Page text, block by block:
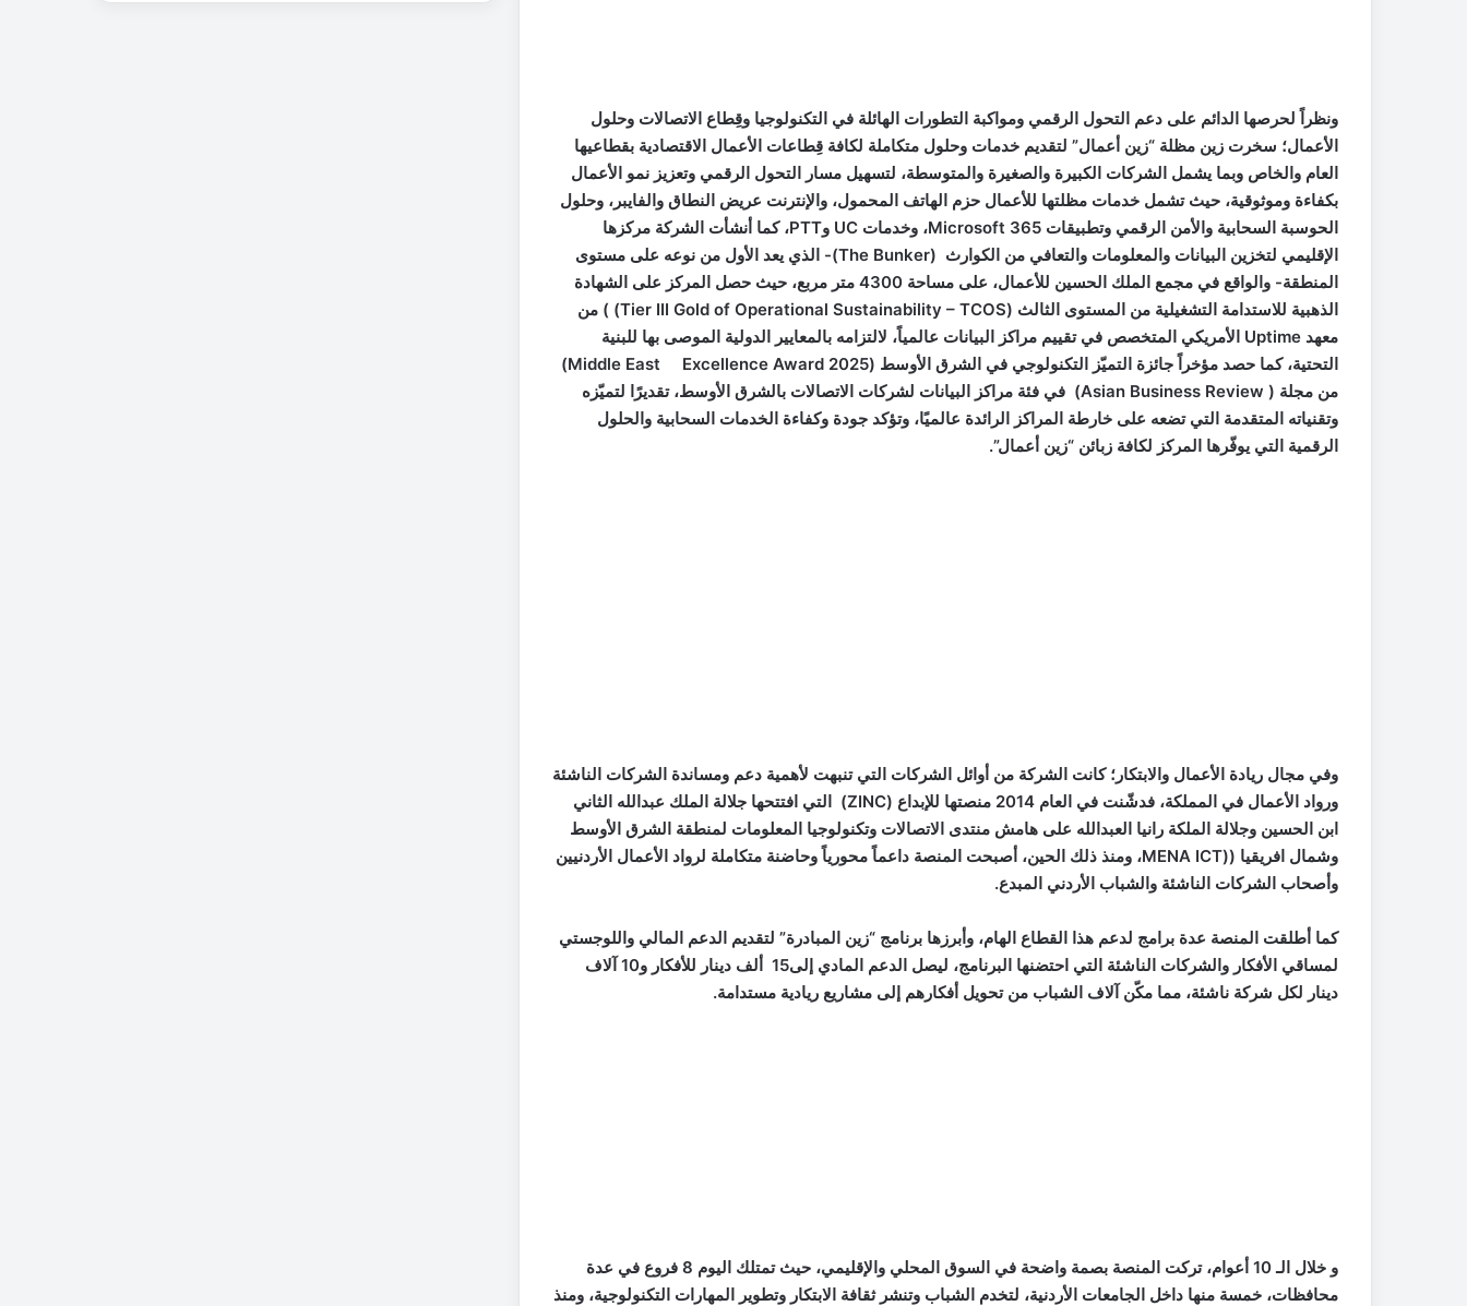
ونظراً لحرصها الدائم على دعم التحول الرقمي ومواكبة التطورات الهائلة في التكنولوجيا وقِطاع الاتصالات وحلول
الأعمال؛ سخرت زين مظلة “زين أعمال” لتقديم خدمات وحلول متكاملة لكافة قِطاعات الأعمال الاقتصادية بقطاعيها
العام والخاص وبما يشمل الشركات الكبيرة والصغيرة والمتوسطة، لتسهيل مسار التحول الرقمي وتعزيز نمو الأعمال
بكفاءة وموثوقية، حيث تشمل خدمات مظلتها للأعمال حزم الهاتف المحمول، والإنترنت عريض النطاق والفايبر، وحلول
الحوسبة السحابية والأمن الرقمي وتطبيقات Microsoft 365، وخدمات UC وPTT، كما أنشأت الشركة مركزها
الإقليمي لتخزين البيانات والمعلومات والتعافي من الكوارث (The Bunker)- الذي يعد الأول من نوعه على مستوى
المنطقة- والواقع في مجمع الملك الحسين للأعمال، على مساحة 4300 متر مربع، حيث حصل المركز على الشهادة
الذهبية للاستدامة التشغيلية من المستوى الثالث (Tier III Gold of Operational Sustainability – TCOS) ) من
معهد Uptime الأمريكي المتخصص في تقييم مراكز البيانات عالمياً، لالتزامه بالمعايير الدولية الموصى بها للبنية
التحتية، كما حصد مؤخراً جائزة التميّز التكنولوجي في الشرق الأوسط (Middle East Excellence Award 2025)
من مجلة ( Asian Business Review) في فئة مراكز البيانات لشركات الاتصالات بالشرق الأوسط، تقديرًا لتميّزه
وتقنياته المتقدمة التي تضعه على خارطة المراكز الرائدة عالميًا، وتؤكد جودة وكفاءة الخدمات السحابية والحلول
الرقمية التي يوفّرها المركز لكافة زبائن “زين أعمال”.
وفي مجال ريادة الأعمال والابتكار؛ كانت الشركة من أوائل الشركات التي تنبهت لأهمية دعم ومساندة الشركات الناشئة
ورواد الأعمال في المملكة، فدشّنت في العام 2014 منصتها للإبداع (ZINC) التي افتتحها جلالة الملك عبدالله الثاني
ابن الحسين وجلالة الملكة رانيا العبدالله على هامش منتدى الاتصالات وتكنولوجيا المعلومات لمنطقة الشرق الأوسط
وشمال افريقيا ((MENA ICT، ومنذ ذلك الحين، أصبحت المنصة داعماً محورياً وحاضنة متكاملة لرواد الأعمال الأردنيين
وأصحاب الشركات الناشئة والشباب الأردني المبدع.
كما أطلقت المنصة عدة برامج لدعم هذا القطاع الهام، وأبرزها برنامج “زين المبادرة” لتقديم الدعم المالي واللوجستي
لمساقي الأفكار والشركات الناشئة التي احتضنها البرنامج، ليصل الدعم المادي إلى15 ألف دينار للأفكار و10 آلاف
دينار لكل شركة ناشئة، مما مكّن آلاف الشباب من تحويل أفكارهم إلى مشاريع ريادية مستدامة.
و خلال الـ 10 أعوام، تركت المنصة بصمة واضحة في السوق المحلي والإقليمي، حيث تمتلك اليوم 8 فروع في عدة
محافظات، خمسة منها داخل الجامعات الأردنية، لتخدم الشباب وتنشر ثقافة الابتكار وتطوير المهارات التكنولوجية، ومنذ